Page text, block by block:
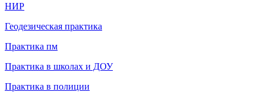
НИР
Геодезическая практика
Практика пм
Практика в школах и ДОУ
Практика в полиции